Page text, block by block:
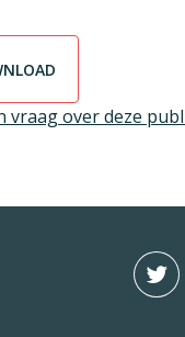
vraag over deze